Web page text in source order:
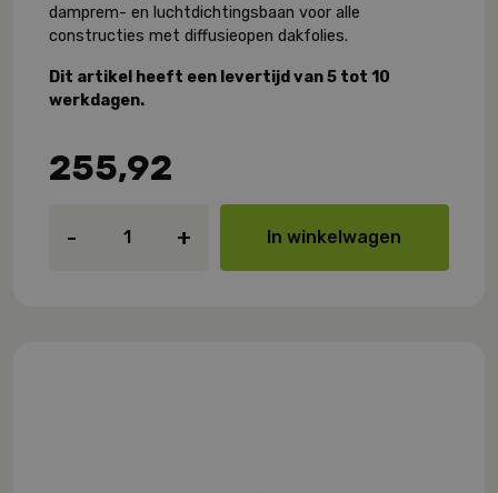
damprem- en luchtdichtingsbaan voor alle
constructies met diffusieopen dakfolies.
Dit artikel heeft een levertijd van 5 tot 10
werkdagen.
255,92
-
Clima
+ In winkelwagen